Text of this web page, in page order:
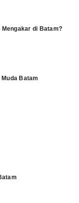
di Batam?
Batam